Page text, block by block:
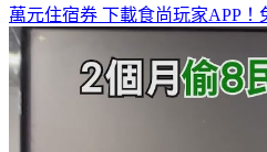
萬元住宿券 下載食尚玩家APP！